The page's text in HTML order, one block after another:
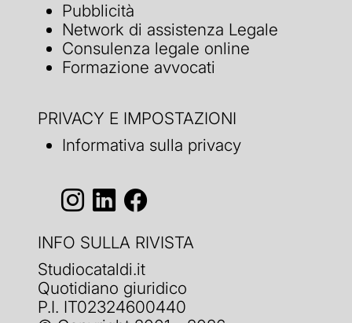
Pubblicità
Network di assistenza Legale
Consulenza legale online
Formazione avvocati
PRIVACY E IMPOSTAZIONI
Informativa sulla privacy
INFO SULLA RIVISTA
Studiocataldi.it
Quotidiano giuridico
P.I. IT02324600440